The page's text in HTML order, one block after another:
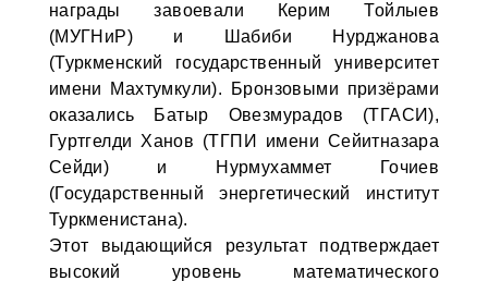
награды завоевали Керим Тойлыев
(МУГНиР) и Шабиби Нурджанова
(Туркменский государственный университет
имени Махтумкули). Бронзовыми призёрами
оказались Батыр Овезмурадов (ТГАСИ),
Гуртгелди Ханов (ТГПИ имени Сейитназара
Сейди) и Нурмухаммет Гочиев
(Государственный энергетический институт
Туркменистана).
Этот выдающийся результат подтверждает
высокий уровень математического